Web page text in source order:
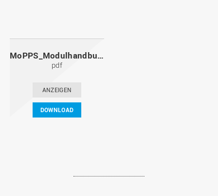
MoPPS_Modulhandbuch_20091201.pdf
pdf
ANZEIGEN
DOWNLOAD